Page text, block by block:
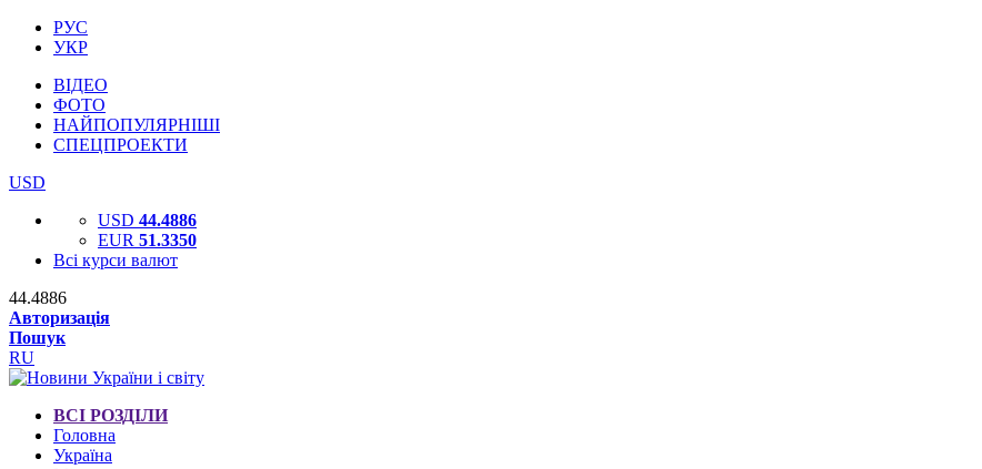
РУС
УКР
ВІДЕО
ФОТО
НАЙПОПУЛЯРНІШІ
СПЕЦПРОЕКТИ
USD
USD 44.4886
EUR 51.3350
Всі курси валют
44.4886
Авторизація
Пошук
RU
ВСІ РОЗДІЛИ
Головна
Україна